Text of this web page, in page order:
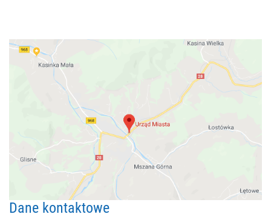
Dane kontaktowe